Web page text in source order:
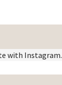
with Instagram.